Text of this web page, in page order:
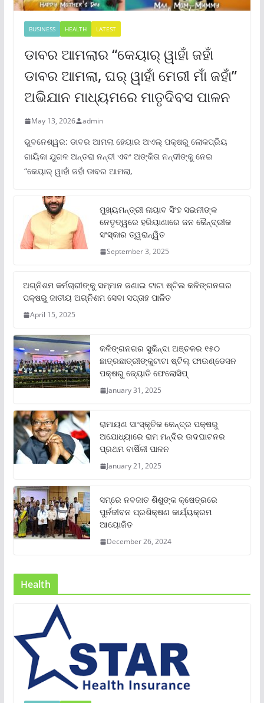
BUSINESS HEALTH LATEST
ଡାବର ଆମଲାର “କେୟାର୍ ୱାହାଁ ଜହାଁ
ଡାବର ଆମଲା, ଘର୍ ୱାହାଁ ମେରୀ ମାଁ ଜହାଁ”
ଅଭିଯାନ ମାଧ୍ୟମରେ ମାତୃଦିବସ ପାଳନ
May 13, 2026 admin
ଭୁବନେଶ୍ୱର: ଡାବର ଆମଲା ହେୟାର ଅଏଲ୍ ପକ୍ଷରୁ ଲୋକପ୍ରିୟ
ଗାୟିକା ଯୁଗଳ ଅନ୍ତରା ନନ୍ଦୀ ଏବଂ ଅଙ୍କିତା ନନ୍ଦୀଙ୍କୁ ନେଇ
“କେୟାର୍ ୱାହାଁ ଜହାଁ ଡାବର ଆମଲା,
ମୁଖ୍ୟମନ୍ତ୍ରୀ ନାୟାବ ସିଂହ ସଇନୀଙ୍କ
ନେତୃତ୍ୱରେ ହରିୟାଣାରେ ଜନ କୈନ୍ଦ୍ରୀକ
ସଂସ୍କାର ତ୍ୱରାନ୍ୱିତ
September 3, 2025
ଅଗ୍ନିଶମ କର୍ମଚାରୀଙ୍କୁ ସମ୍ମାନ ଜଣାଇ ଟାଟା ଷ୍ଟିଲ କଳିଙ୍ଗନଗର
ପକ୍ଷରୁ ଜାତୀୟ ଅଗ୍ନିଶମ ସେବା ସପ୍ତାହ ପାଳିତ
April 15, 2025
କଳିଙ୍ଗନଗର ସୁକିନ୍ଦା ଅଞ୍ଚଳର ୧୫୦
ଛାତ୍ରଛାତ୍ରୀଙ୍କୁଟାଟା ଷ୍ଟିଲ୍ ଫାଉଣ୍ଡେସନ
ପକ୍ଷରୁ ଜ୍ୟୋତି ଫେଲୋସିପ୍‌
January 31, 2025
ରାମାୟଣ ସାଂସ୍କୃତିକ କେନ୍ଦ୍ର ପକ୍ଷରୁ
ଅଯୋଧ୍ୟାରେ ରାମ ମନ୍ଦିର ଉଦଘାଟନର
ପ୍ରଥମ ବାର୍ଷିକୀ ପାଳନ
January 21, 2025
ସମ୍‌ରେ ନବଜାତ ଶିଶୁଙ୍କ କ୍ଷେତ୍ରରେ
ପୁର୍ନଜୀବନ ପ୍ରଶିକ୍ଷଣ କାର୍ଯ୍ୟକ୍ରମ
ଆୟୋଜିତ
December 26, 2024
Health